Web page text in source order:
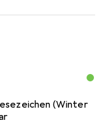
(Winter